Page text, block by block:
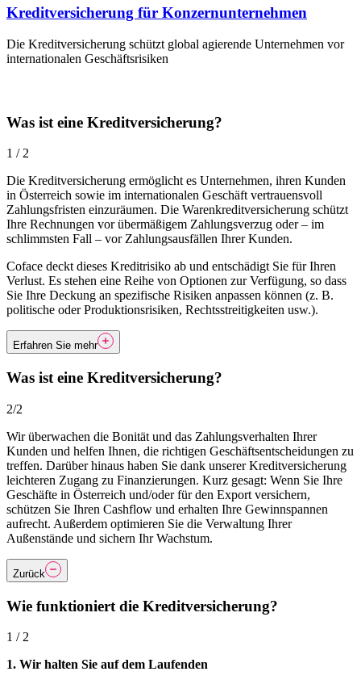
Kreditversicherung für Konzernunternehmen
Die Kreditversicherung schützt global agierende Unternehmen vor
internationalen Geschäftsrisiken
Was ist eine Kreditversicherung?
1 / 2
Die Kreditversicherung ermöglicht es Unternehmen, ihren Kunden
in Österreich sowie im internationalen Geschäft vertrauensvoll
Zahlungsfristen einzuräumen. Die Warenkreditversicherung schützt
Ihre Rechnungen vor übermäßigem Zahlungsverzug oder – im
schlimmsten Fall – vor Zahlungsausfällen Ihrer Kunden.
Coface deckt dieses Kreditrisiko ab und entschädigt Sie für Ihren
Verlust. Es stehen eine Reihe von Optionen zur Verfügung, so dass
Sie Ihre Deckung an spezifische Risiken anpassen können (z. B.
politische oder Produktionsrisiken, Rechtsstreitigkeiten usw.).
Erfahren Sie mehr
Was ist eine Kreditversicherung?
2/2
Wir überwachen die Bonität und das Zahlungsverhalten Ihrer
Kunden und helfen Ihnen, die richtigen Geschäftsentscheidungen zu
treffen. Darüber hinaus haben Sie dank unserer Kreditversicherung
leichteren Zugang zu Finanzierungen. Kurz gesagt: Wenn Sie Ihre
Geschäfte in Österreich und/oder für den Export versichern,
schützen Sie Ihren Cashflow und erhalten Ihre Gewinnspannen
aufrecht. Außerdem optimieren Sie die Verwaltung Ihrer
Außenstände und sichern Ihr Wachstum.
Zurück
Wie funktioniert die Kreditversicherung?
1 / 2
1. Wir halten Sie auf dem Laufenden